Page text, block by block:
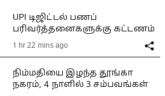
UPI டிஜிட்டல் பணப்
பரிவர்த்தனைகளுக்கு கட்டணம்
1 hr 22 mins ago
நிம்மதியை இழந்த தூங்கா
நகரம், 4 நாளில் 3 சம்பவங்கள்